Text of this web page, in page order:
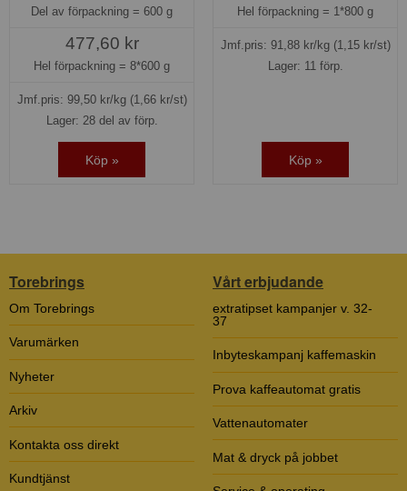
Del av förpackning = 600 g
477,60 kr
Hel förpackning = 8*600 g
Jmf.pris: 99,50kr/kg (1,66 kr/st)
Lager: 28 del av förp.
Köp »
Hel förpackning = 1*800 g
Jmf.pris: 91,88kr/kg (1,15 kr/st)
Lager: 11 förp.
Köp »
Torebrings
Om Torebrings
Varumärken
Nyheter
Arkiv
Kontakta oss direkt
Kundtjänst
Vårt erbjudande
extratipset kampanjer v. 32-
37
Inbyteskampanj kaffemaskin
Prova kaffeautomat gratis
Vattenautomater
Mat & dryck på jobbet